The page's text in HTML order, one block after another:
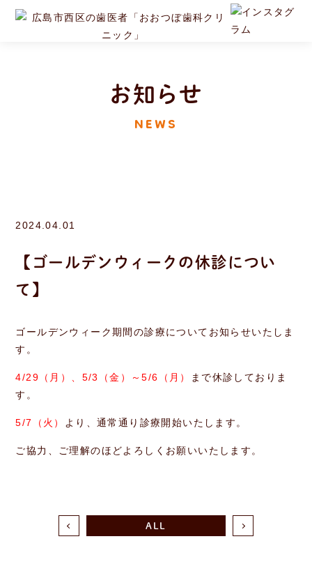
お知らせ
NEWS
2024.04.01
【ゴールデンウィークの休診につい
て】
ゴールデンウィーク期間の診療についてお知らせいたしま
す。
4/29（月）、5/3（金）～5/6（月）
まで休診しておりま
す。
5/7（火） より、通常通り診療開始いたします。
ご協力、ご理解のほどよろしくお願いいたします。
ALL